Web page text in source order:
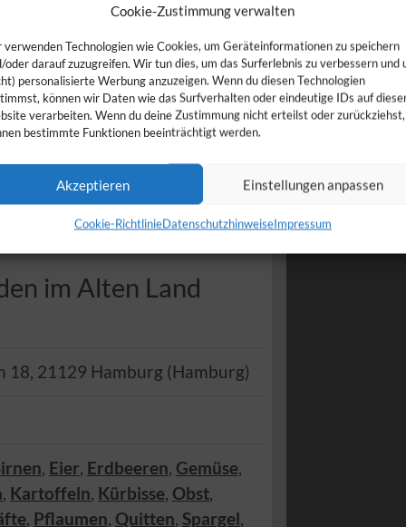
Cookie-Zustimmung verwalten
verwenden Technologien wie Cookies, um Geräteinformationen zu speichern
oder darauf zuzugreifen. Wir tun dies, um das Surferlebnis zu verbessern und
personalisierte Werbung anzuzeigen. Wenn du diesen Technologien
können wir Daten wie das Surfverhalten oder eindeutige IDs auf
verarbeiten. Wenn du deine Zustimmung nicht erteilst oder zurückziehst,
bestimmte Funktionen beeinträchtigt werden.
Akzeptieren Einstellungen anpassen
Cookie-RichtlinieDatenschutzhinweiseImpressum
im Alten Land
18, 21129 Hamburg (Hamburg)
, Eier, Erdbeeren, Gemüse,
, Kartoffeln, Kürbisse, Obst,
, Pflaumen, Quitten, Spargel,